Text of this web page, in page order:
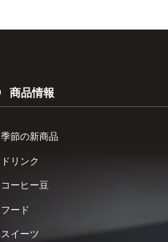
商品情報
季節の新商品
ドリンク
コーヒー⾖
フード
スイーツ